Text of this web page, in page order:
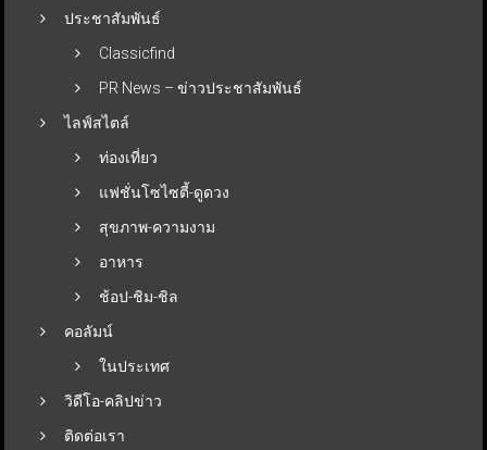
ประชาสัมพันธ์
Classicfind
PR News – ข่าวประชาสัมพันธ์
ไลฟ์สไตล์
ท่องเที่ยว
แฟชั่นโซไซตี้-ดูดวง
สุขภาพ-ความงาม
อาหาร
ช้อป-ชิม-ชิล
คอลัมน์
ในประเทศ
วิดีโอ-คลิปข่าว
ติดต่อเรา